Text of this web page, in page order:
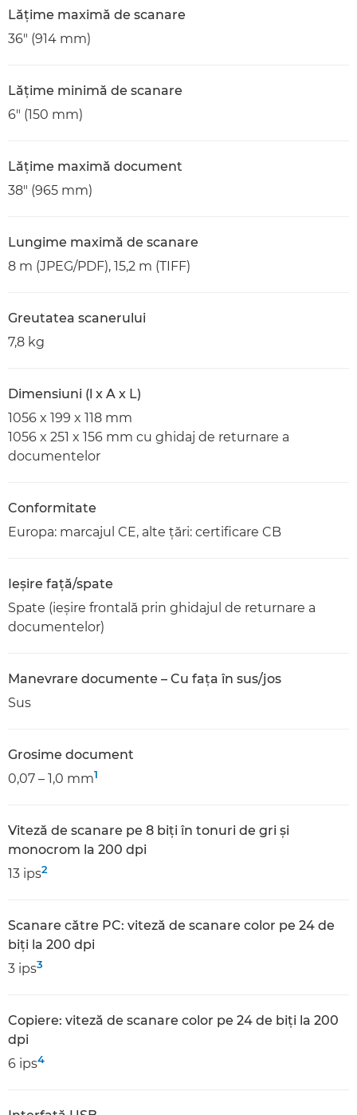
Lăţime maximă de scanare
36" (914 mm)
Lăţime minimă de scanare
6" (150 mm)
Lăţime maximă document
38" (965 mm)
Lungime maximă de scanare
8 m (JPEG/PDF), 15,2 m (TIFF)
Greutatea scanerului
7,8 kg
Dimensiuni (l x A x L)
1056 x 199 x 118 mm
1056 x 251 x 156 mm cu ghidaj de returnare a
documentelor
Conformitate
Europa: marcajul CE, alte ţări: certificare CB
Ieşire faţă/spate
Spate (ieşire frontală prin ghidajul de returnare a
documentelor)
Manevrare documente – Cu faţa în sus/jos
Sus
Grosime document
0,07 – 1,0 mm1
Viteză de scanare pe 8 biţi în tonuri de gri şi
monocrom la 200 dpi
13 ips2
Scanare către PC: viteză de scanare color pe 24 de
biţi la 200 dpi
3 ips3
Copiere: viteză de scanare color pe 24 de biţi la 200
dpi
6 ips4